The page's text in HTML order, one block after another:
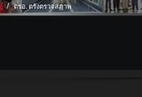
ตรอ. ตรังตรวจสภาพ